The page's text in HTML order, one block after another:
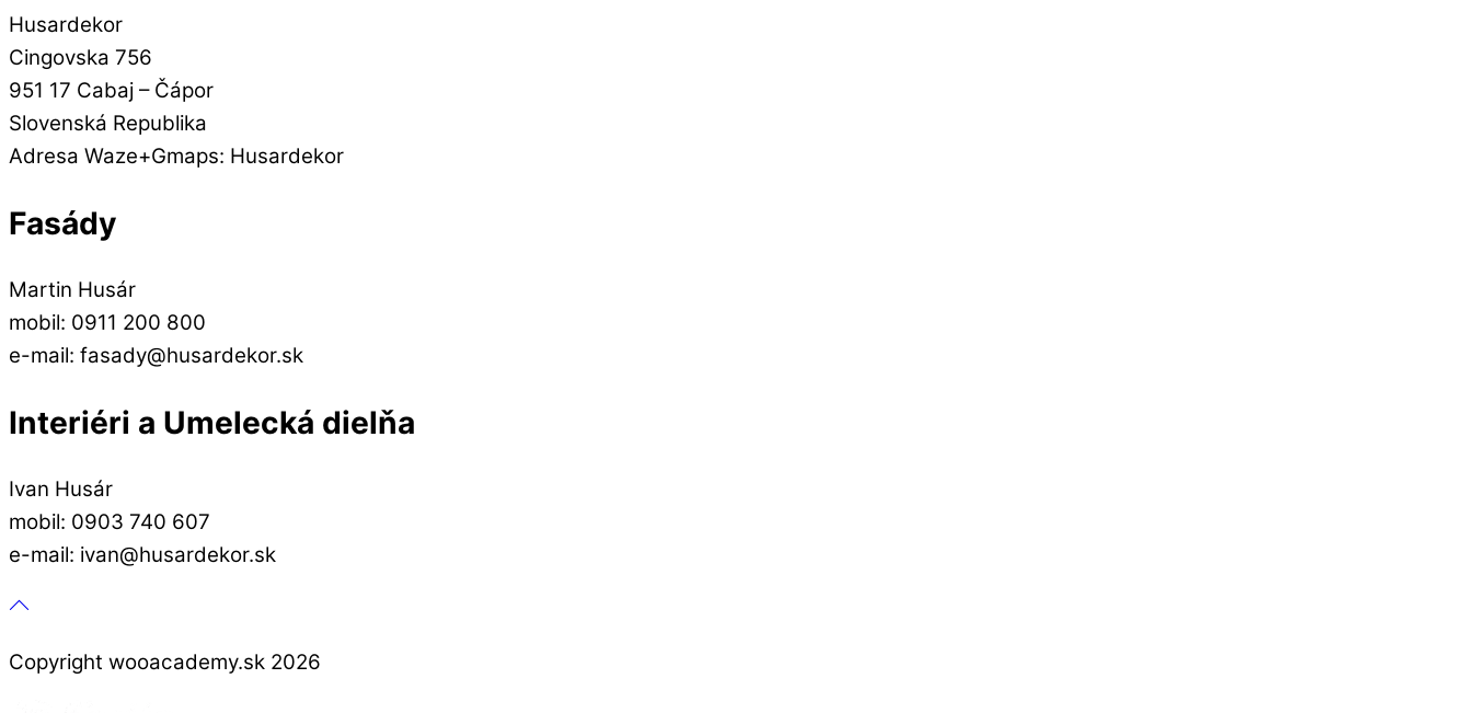
Husardekor
Cingovska 756
951 17 Cabaj – Čápor
Slovenská Republika
Adresa Waze+Gmaps: Husardekor
Fasády
Martin Husár
mobil: 0911 200 800
e-mail: fasady@husardekor.sk
Interiéri a Umelecká dielňa
Ivan Husár
mobil: 0903 740 607
e-mail: ivan@husardekor.sk
Copyright wooacademy.sk 2026